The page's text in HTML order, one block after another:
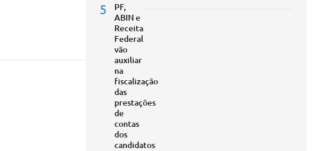
5
PF,
ABIN e
Receita
Federal
vão
auxiliar
na
fiscalização
das
prestações
de
contas
dos
candidatos